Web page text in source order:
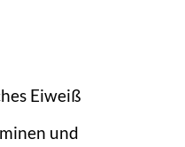
Eiweiß
und